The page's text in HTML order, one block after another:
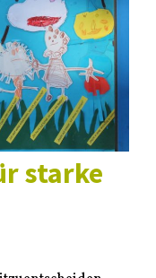
starke